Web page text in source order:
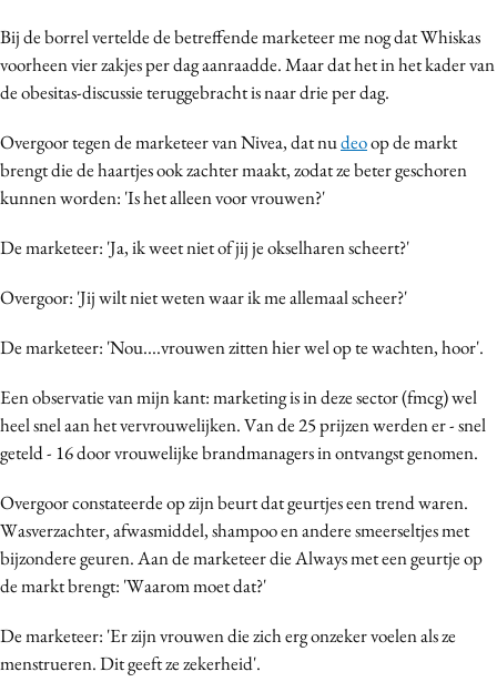
Bij de borrel vertelde de betreffende marketeer me nog dat Whiskas
voorheen vier zakjes per dag aanraadde. Maar dat het in het kader van
de obesitas-discussie teruggebracht is naar drie per dag.
Overgoor tegen de marketeer van Nivea, dat nudeoop de markt
brengt die de haartjes ook zachter maakt, zodat ze beter geschoren
kunnen worden: 'Is het alleen voor vrouwen?'
De marketeer: 'Ja, ik weet niet of jij je okselharen scheert?'
Overgoor: 'Jij wilt niet weten waar ik me allemaal scheer?'
De marketeer: 'Nou....vrouwen zitten hier wel op te wachten, hoor'.
Een observatie van mijn kant: marketing is in deze sector (fmcg) wel
heel snel aan het vervrouwelijken. Van de 25 prijzen werden er - snel
geteld - 16 door vrouwelijke brandmanagers in ontvangst genomen.
Overgoor constateerde op zijn beurt dat geurtjes een trend waren.
Wasverzachter, afwasmiddel, shampoo en andere smeerseltjes met
bijzondere geuren. Aan de marketeer die Always met een geurtje op
de markt brengt: 'Waarom moet dat?'
De marketeer: 'Er zijn vrouwen die zich erg onzeker voelen als ze
menstrueren. Dit geeft ze zekerheid'.